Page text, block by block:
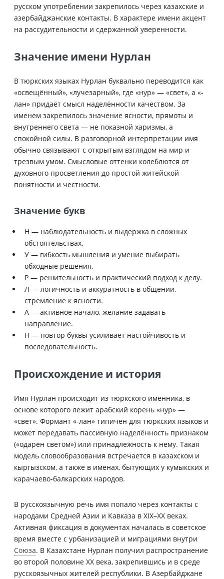
русском употреблении закрепилось через казахские и
азербайджанские контакты. В характере имени акцент
на рассудительности и сдержанной уверенности.
Значение имени Нурлан
В тюркских языках Нурлан буквально переводится как
«освещённый», «лучезарный», где «нур» — «свет», а «-
лан» придаёт смысл наделённости качеством. За
именем закрепилось значение ясности, прямоты и
внутреннего света — не показной харизмы, а
спокойной силы. В разговорной интерпретации имя
обычно связывают с открытым взглядом на мир и
трезвым умом. Смысловые оттенки колеблются от
духовного просветления до простой житейской
понятности и честности.
Значение букв
Н — наблюдательность и выдержка в сложных
обстоятельствах.
У — гибкость мышления и умение выбирать
обходные решения.
Р — решительность и практический подход к делу.
Л — логичность и аккуратность в общении,
стремление к ясности.
А — активное начало, желание задавать
направление.
Н — повтор буквы усиливает настойчивость и
последовательность.
Происхождение и история
Имя Нурлан происходит из тюркского именника, в
основе которого лежит арабский корень «нур» —
«свет». Формант «-лан» типичен для тюркских языков и
может передавать пассивную наделённость признаком
(«одарён светом») или принадлежность к нему. Такая
модель словообразования встречается в казахском и
кыргызском, а также в именах, бытующих у кумыкских и
карачаево-балкарских народов.
В русскоязычную речь имя попало через контакты с
народами Средней Азии и Кавказа в XIX–XX веках.
Активная фиксация в документах началась в советское
время вместе с урбанизацией и миграциями внутри
Союза. В Казахстане Нурлан получил распространение
во второй половине XX века, закрепившись и в среде
русскоязычных жителей республики. В Азербайджане